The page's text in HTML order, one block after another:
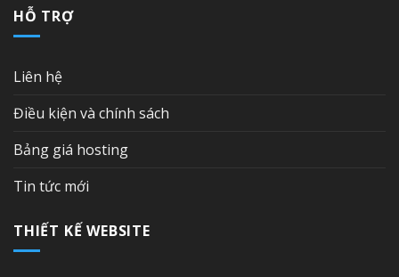
HỖ TRỢ
Liên hệ
Điều kiện và chính sách
Bảng giá hosting
Tin tức mới
THIẾT KẾ WEBSITE